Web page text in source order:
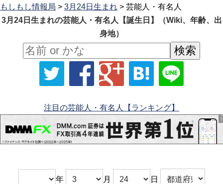
もしもし情報局 > 3月24日生まれ > 芸能人・有名人
3月24日生まれの芸能人・有名人【誕生日】（Wiki、年齢、出
身地）
注目の芸能人・有名人【ランキング】
年 月 日